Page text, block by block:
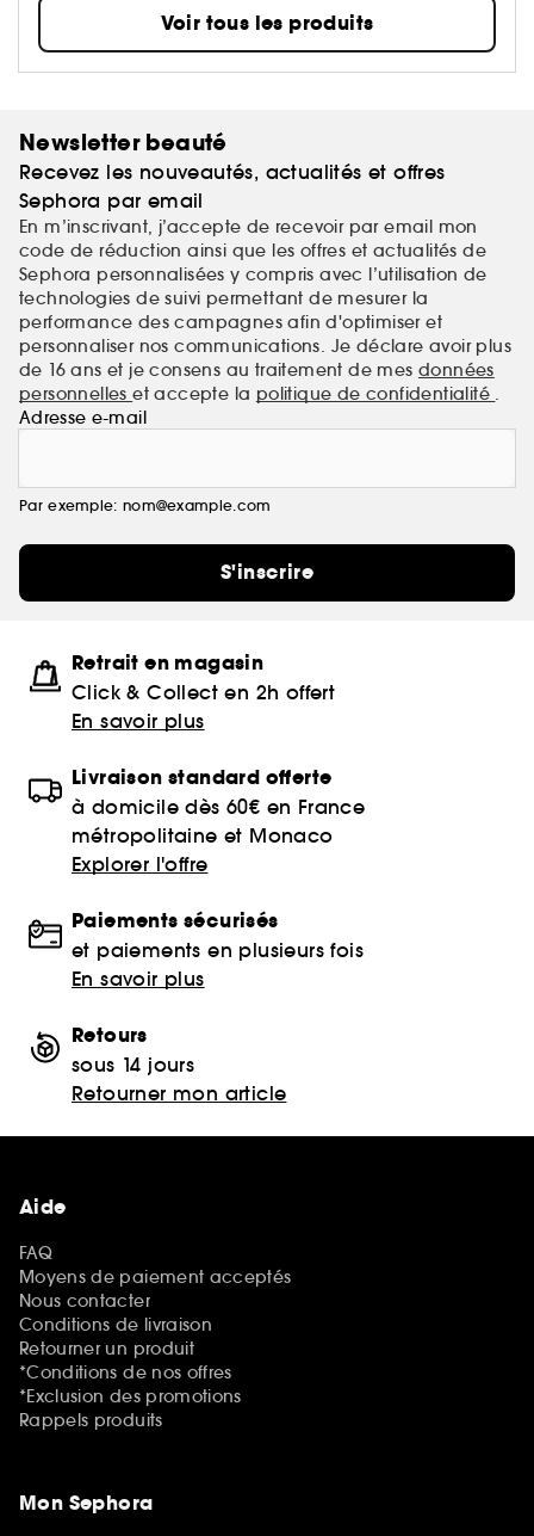
thermique est à appliquer sur des cheveux
essorés avant le coiffage. Un mélange de six
un complexe à base de plantes Ayurvédiques
aident à renforcer et à préserver les cheveux.
Une huile de soin pour les racines, inspirée par un
rituel indien ancestral, qui contient de
l'ashwagandha fortifiant pour une chevelure plus
soyeuse et hydratée des racines aux pointes.
plantes holistiques, cette huile renforce le cuir
chevelu pour favoriser la pousse des cheveux et
s'applique avec un massage relaxant avant le
shampooing. Sa texture légère est formulée pour
tous les types de cheveux, y compris les cheveux
Vegan
Des formules composées à 90% minimum
d'ingrédients d'origine naturelle
GOOD FOR VEGAN**
*Bon pour vous
**Bon pour les végétaliens
d’enfance d’huilage des cheveux et les moments de
narration avec leur grand-mère, la marque réinvente
ces traditions pour aujourd’hui. En associant des
ingrédients ayurvédiques à des soins modernes,
capillaires et rétablissent l’harmonie entre les
cheveux et le cuir chevelu.
Voir tous les produits
Newsletter beauté
Recevez les nouveautés, actualités et offres
Sephora par email
En m’inscrivant, j’accepte de recevoir par email mon
code de réduction ainsi que les offres et actualités de
Sephora personnalisées y compris avec l’utilisation de
technologies de suivi permettant de mesurer la
performance des campagnes afin d'optimiser et
personnaliser nos communications. Je déclare avoir plus
de 16 ans et je consens au traitement de mes données
personnelleset accepte la politique de confidentialité .
Adresse e-mail
Par exemple: nom@example.com
S'inscrire
Retrait en magasin
Click & Collect en 2h offert
En savoir plus
Livraison standard offerte
à domicile dès 60€ en France
métropolitaine et Monaco
Explorer l'offre
Paiements sécurisés
et paiements en plusieurs fois
En savoir plus
Retours
sous 14 jours
Retourner mon article
Aide
FAQ
Moyens de paiement acceptés
Nous contacter
Conditions de livraison
Retourner un produit
*Conditions de nos offres
*Exclusion des promotions
Rappels produits
Mon Sephora